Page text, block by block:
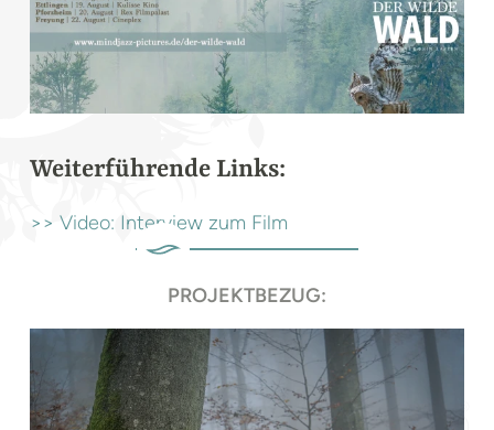
Weiterführende Links:
>> Video: Interview zum Film
PROJEKTBEZUG: